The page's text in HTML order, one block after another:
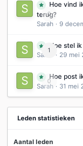
0
Hoe vind
terug?
Sarah · 9
1
Hoe stel
Sarah
· 29 mei
0
Hoe post
Sarah · 31 mei
Leden statistieken
Aantal leden